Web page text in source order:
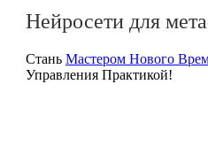
Нейросети для
Стань Мастером Нового
Управления Практикой!